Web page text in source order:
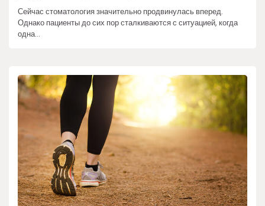
Сейчас стоматология значительно продвинулась вперед.
Однако пациенты до сих пор сталкиваются с ситуацией, когда
одна…